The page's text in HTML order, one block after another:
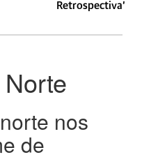
Retrospectiva'
nos
de